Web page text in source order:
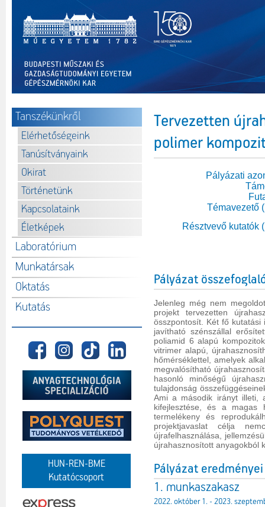
Tanszékünkről
Elérhetőségeink
Tanúsítványaink
Okirat
Történetünk
Kapcsolataink
Életképek
Laboratórium
Munkatársak
Oktatás
Kutatás
HUN-REN-BME
Kutatócsoport
Tervezetten
polimer
Pályázati
Témavezető
Résztvevő kutatók
Pályázat
Jelenleg még nem
projekt tervezetten
összpontosít. Két fő
javítható szénszállal
poliamid 6 alapú
vitrimer alapú,
hőmérséklettel, amelyek
megvalósítható
hasonló minőségű
tulajdonság
Ami a második irányt illeti,
kifejlesztése, és a magas
termelékeny és
projektjavaslat célja
újrafelhasználása,
újrahasznosított anyagokból
Pályázat eredményei
1. munkaszakasz
2022. október 1. - 2023.